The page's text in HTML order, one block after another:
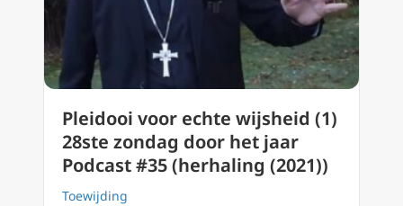
Pleidooi voor echte wijsheid (1)
28ste zondag door het jaar
Podcast #35 (herhaling (2021))
Toewijding